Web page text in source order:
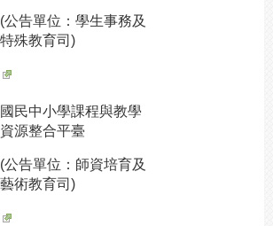
(公告單位：學生事務及
特殊教育司)
國民中小學課程與教學
資源整合平臺
(公告單位：師資培育及
藝術教育司)